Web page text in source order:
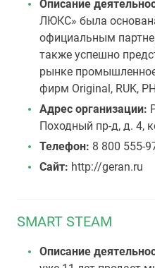
Описание
ЛЮКС» была
официальным
также успешно
рынке
фирм Original, RUK,
Адрес организации:
Походный пр-д, д. 4,
Телефон: 8 800 555-
Сайт: http://geran.ru
SMART STEAM
Описание